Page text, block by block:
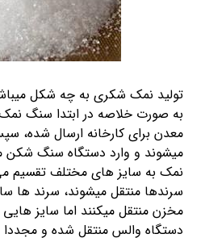
تولید نمک شکری به چه شکل
به صورت خلاصه در ابتدا سنگ
معدن برای کارخانه ارسال شده،
میشوند و وارد دستگاه سنگ شکن
نمک به سایز های مختلف تقسیم می
سرندها منتقل میشوند، سرند ها
مخزن منتقل میکنند اما سایز
دستگاه والس منتقل شده و مجددا